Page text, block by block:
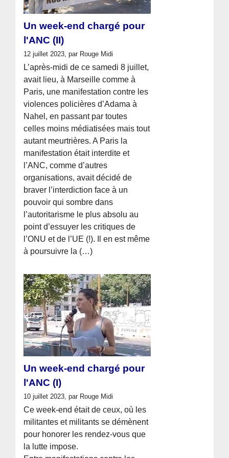
Un week-end chargé pour
l'ANC (II)
12 juillet 2023, par Rouge Midi
L’après-midi de ce samedi 8 juillet,
avait lieu, à Marseille comme à
Paris, une manifestation contre les
violences policières d’Adama à
Nahel, en passant par toutes
celles moins médiatisées mais tout
autant meurtrières. A Paris la
manifestation était interdite et
l’ANC, comme d’autres
organisations, avait décidé de
braver l’interdiction face à un
pouvoir qui sombre dans
l’autoritarisme le plus absolu au
point d’essuyer les critiques de
l’ONU et de l’UE (!). Il en est même
à poursuivre la (…)
Un week-end chargé pour
l'ANC (I)
10 juillet 2023, par Rouge Midi
Ce week-end était de ceux, où les
militantes et militants se démènent
pour honorer les rendez-vous que
la lutte impose.